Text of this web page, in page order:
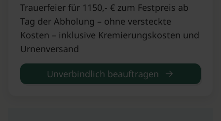
Trauerfeier für 1150,- € zum Festpreis ab
Tag der Abholung – ohne versteckte
Kosten – inklusive Kremierungskosten und
Urnenversand
Unverbindlich beauftragen